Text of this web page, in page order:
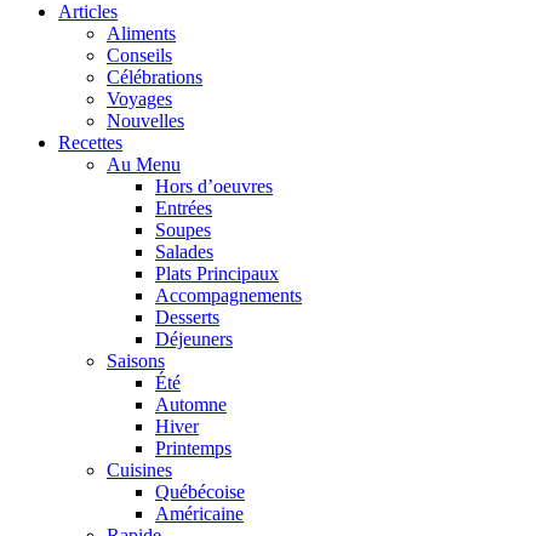
Articles
Aliments
Conseils
Célébrations
Voyages
Nouvelles
Recettes
Au Menu
Hors d’oeuvres
Entrées
Soupes
Salades
Plats Principaux
Accompagnements
Desserts
Déjeuners
Saisons
Été
Automne
Hiver
Printemps
Cuisines
Québécoise
Américaine